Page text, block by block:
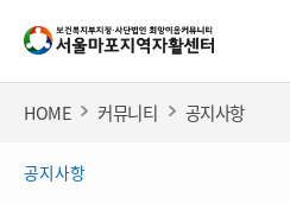
HOME 커뮤니티 공지사항
공지사항